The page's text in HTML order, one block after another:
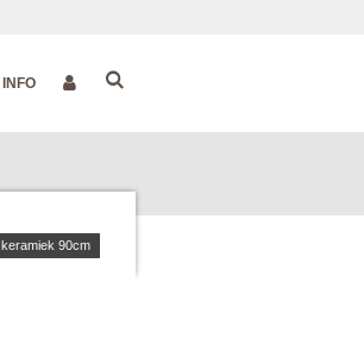
INFO
keramiek 90cm